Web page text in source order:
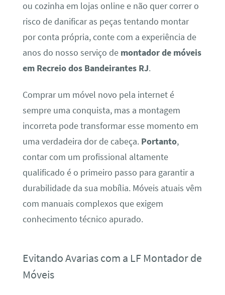
ou cozinha em lojas online e não quer correr o
risco de danificar as peças tentando montar
por conta própria, conte com a experiência de
anos do nosso serviço de montador de móveis
em Recreio dos Bandeirantes RJ.
Comprar um móvel novo pela internet é
sempre uma conquista, mas a montagem
incorreta pode transformar esse momento em
uma verdadeira dor de cabeça. Portanto,
contar com um profissional altamente
qualificado é o primeiro passo para garantir a
durabilidade da sua mobília. Móveis atuais vêm
com manuais complexos que exigem
conhecimento técnico apurado.
Evitando Avarias com a LF Montador de
Móveis